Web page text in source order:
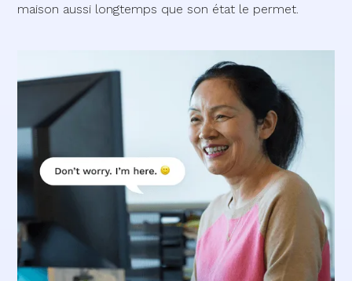
maison aussi longtemps que son état le permet.